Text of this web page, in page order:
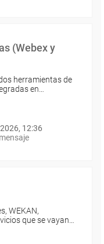
(Webex y
herramientas de
en…
12:36
WEKAN,
que se vayan…